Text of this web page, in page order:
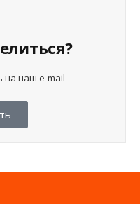
на наш e-mail